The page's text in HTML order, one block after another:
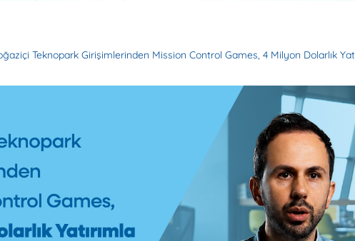
Teknopark Girişimlerinden Mission Control Games, 4 Milyon Dolarlık